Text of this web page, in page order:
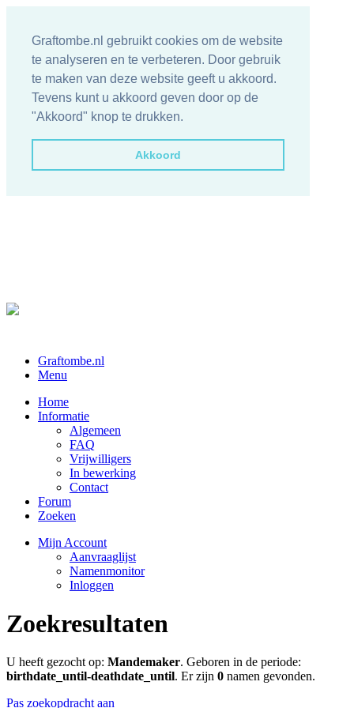
Graftombe.nl gebruikt cookies om de website
te analyseren en te verbeteren. Door gebruik
te maken van deze website geeft u akkoord.
Tevens kunt u akkoord geven door op de
"Akkoord" knop te drukken.
Akkoord
Graftombe.nl
Menu
Home
Informatie
Algemeen
FAQ
Vrijwilligers
In bewerking
Contact
Forum
Zoeken
Mijn Account
Aanvraaglijst
Namenmonitor
Inloggen
Zoekresultaten
U heeft gezocht op: Mandemaker. Geboren in de periode:
birthdate_until-deathdate_until. Er zijn 0 namen gevonden.
Pas zoekopdracht aan